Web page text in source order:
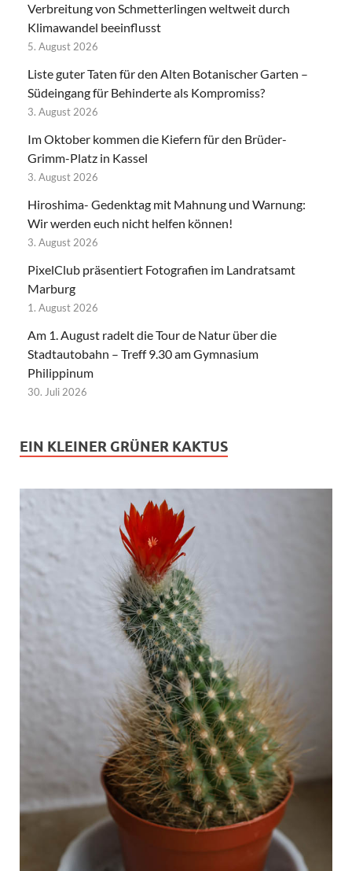
Verbreitung von Schmetterlingen weltweit durch
Klimawandel beeinflusst
5. August 2026
Liste guter Taten für den Alten Botanischer Garten –
Südeingang für Behinderte als Kompromiss?
3. August 2026
Im Oktober kommen die Kiefern für den Brüder-
Grimm-Platz in Kassel
3. August 2026
Hiroshima- Gedenktag mit Mahnung und Warnung:
Wir werden euch nicht helfen können!
3. August 2026
PixelClub präsentiert Fotografien im Landratsamt
Marburg
1. August 2026
Am 1. August radelt die Tour de Natur über die
Stadtautobahn – Treff 9.30 am Gymnasium
Philippinum
30. Juli 2026
EIN KLEINER GRÜNER KAKTUS